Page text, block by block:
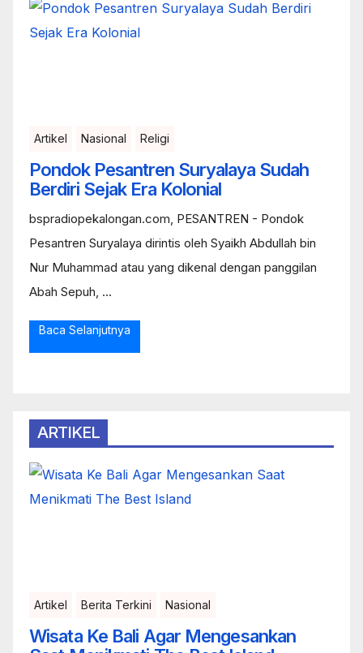
Artikel Nasional Religi
Pondok Pesantren Suryalaya Sudah
Berdiri Sejak Era Kolonial
bspradiopekalongan.com, PESANTREN - Pondok
Pesantren Suryalaya dirintis oleh Syaikh Abdullah bin
Nur Muhammad atau yang dikenal dengan panggilan
Abah Sepuh, ...
Baca Selanjutnya
ARTIKEL
Artikel Berita Terkini Nasional
Wisata Ke Bali Agar Mengesankan